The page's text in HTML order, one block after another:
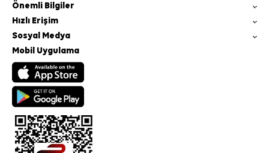
Önemli Bilgiler
Hızlı Erişim
Sosyal Medya
Mobil Uygulama